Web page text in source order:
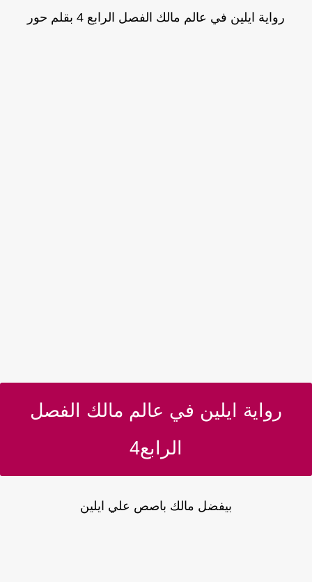
رواية ايلين في عالم مالك الفصل الرابع 4 بقلم حور
رواية ايلين في عالم مالك الفصل
الرابع4
بيفضل مالك باصص علي ايلين